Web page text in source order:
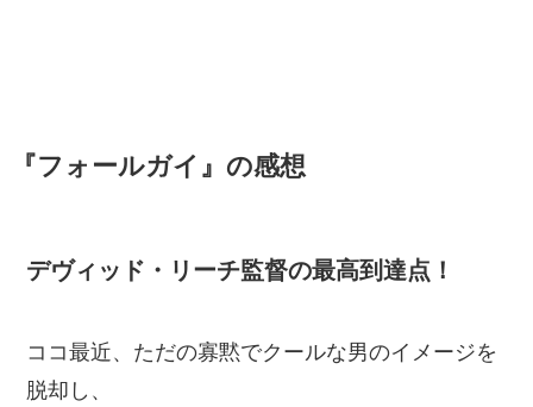
『フォールガイ』の感想
デヴィッド・リーチ監督の最高到達点！
ココ最近、ただの寡黙でクールな男のイメージを
脱却し、